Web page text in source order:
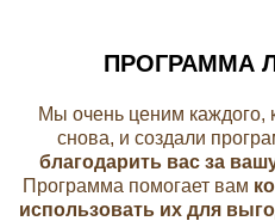
ПРОГРАММА
Мы очень ценим каждого,
снова, и создали
благодарить вас за
Программа помогает вам
использовать их для